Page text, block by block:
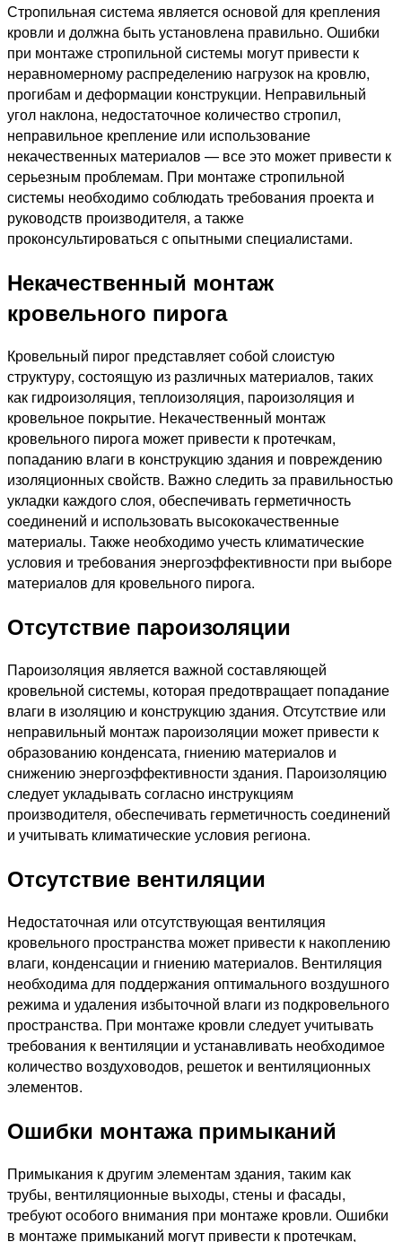
Стропильная система является основой для крепления
кровли и должна быть установлена правильно. Ошибки
при монтаже стропильной системы могут привести к
неравномерному распределению нагрузок на кровлю,
прогибам и деформации конструкции. Неправильный
угол наклона, недостаточное количество стропил,
неправильное крепление или использование
некачественных материалов — все это может привести к
серьезным проблемам. При монтаже стропильной
системы необходимо соблюдать требования проекта и
руководств производителя, а также
проконсультироваться с опытными специалистами.
Некачественный монтаж
кровельного пирога
Кровельный пирог представляет собой слоистую
структуру, состоящую из различных материалов, таких
как гидроизоляция, теплоизоляция, пароизоляция и
кровельное покрытие. Некачественный монтаж
кровельного пирога может привести к протечкам,
попаданию влаги в конструкцию здания и повреждению
изоляционных свойств. Важно следить за правильностью
укладки каждого слоя, обеспечивать герметичность
соединений и использовать высококачественные
материалы. Также необходимо учесть климатические
условия и требования энергоэффективности при выборе
материалов для кровельного пирога.
Отсутствие пароизоляции
Пароизоляция является важной составляющей
кровельной системы, которая предотвращает попадание
влаги в изоляцию и конструкцию здания. Отсутствие или
неправильный монтаж пароизоляции может привести к
образованию конденсата, гниению материалов и
снижению энергоэффективности здания. Пароизоляцию
следует укладывать согласно инструкциям
производителя, обеспечивать герметичность соединений
и учитывать климатические условия региона.
Отсутствие вентиляции
Недостаточная или отсутствующая вентиляция
кровельного пространства может привести к накоплению
влаги, конденсации и гниению материалов. Вентиляция
необходима для поддержания оптимального воздушного
режима и удаления избыточной влаги из подкровельного
пространства. При монтаже кровли следует учитывать
требования к вентиляции и устанавливать необходимое
количество воздуховодов, решеток и вентиляционных
элементов.
Ошибки монтажа примыканий
Примыкания к другим элементам здания, таким как
трубы, вентиляционные выходы, стены и фасады,
требуют особого внимания при монтаже кровли. Ошибки
в монтаже примыканий могут привести к протечкам,